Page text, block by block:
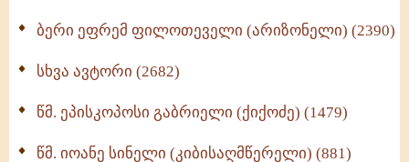
სულიერი ცხოვრების სახელმძღვანელო -
ნაწილი II (369)
ბერი ეფრემ ფილოთეველი (არიზონელი) (2390)
სხვა ავტორი (2682)
წმ. ეპისკოპოსი გაბრიელი (ქიქოძე) (1479)
წმ. იოანე სინელი (კიბისაღმწერელი) (881)